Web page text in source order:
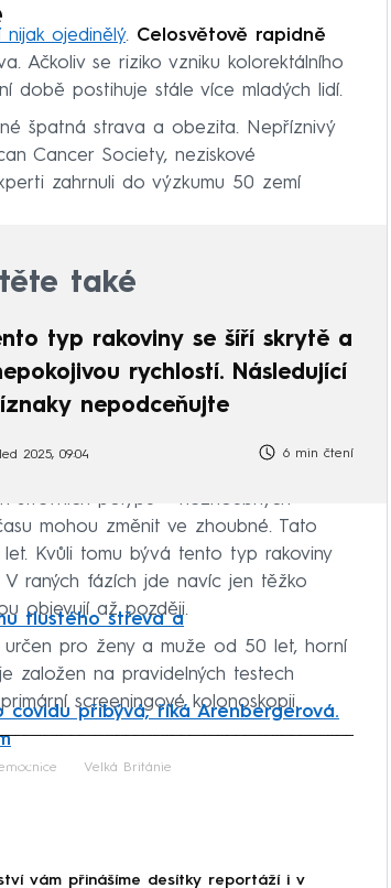
nijak ojedinělý. Celosvětově rapidně
Ačkoliv se riziko vzniku kolorektálního
době postihuje stále více mladých lidí.
špatná strava a obezita. Nepříznivý
Cancer Society, neziskové
zahrnuli do výzkumu 50 zemí
také
typ rakoviny se šíří skrytě a
rychlostí. Následující
nepodceňujte
2025, 09:04 6 min čtení
střevních polypů – nezhoubných
mohou změnit ve zhoubné. Tato
Kvůli tomu bývá tento typ rakoviny
raných fázích jde navíc jen těžko
objevují až později.
tlustého střeva a
pro ženy a muže od 50 let, horní
založen na pravidelných testech
screeningové kolonoskopii.
covidu přibývá, říká Arenbergerová.
Velká Británie
vám přinášíme desítky reportáží i v